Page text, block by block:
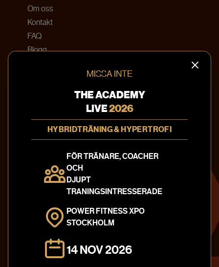
Om oss
Kontakt
FAQ
Blogg
info@theacademy.se
010-20 220 41
Integritetspolicy
MISSA INTE
THE ACADEMY
LIVE2026
HYBRIDTRÄNING & HYPERTROFI
FÖR TRÄNARE, COACHER
OCH
DJUPT
TRANINGSINTRESSERADE
POWER FITNESS XPO
STOCKHOLM
14 NOV 2026